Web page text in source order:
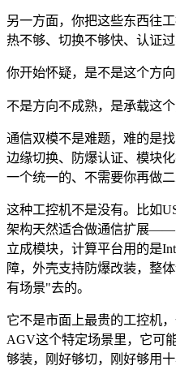
另一方面，你把这些东西往
热不够、切换不够快、认证
你开始怀疑，是不是这个方向
不是方向不成熟，是承载这
通信双模不是难题，难的是
边缘切换、防爆认证、模块
一个统一的、不需要你再做二
这种工控机不是没有。比如
架构天然适合做通信扩展
立成模块，计算平台用的是
障，外壳支持防爆改装，整
有场景"去的。
它不是市面上最贵的工控机
AGV这个特定场景里，它
够装，刚好够切，刚好够用